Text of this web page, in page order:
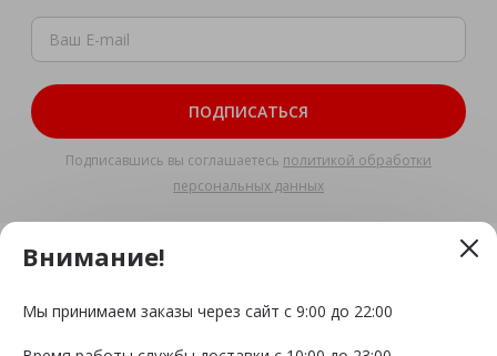
ПОДПИСАТЬСЯ
Подписавшись вы соглашаетесь политикой обработки
персональных данных
и другие технологии отслеживания чтобы
обеспечить вам наилучшее обслуживание на сайте.
Внимание!
Мы принимаем заказы через сайт с 9:00 до 22:00